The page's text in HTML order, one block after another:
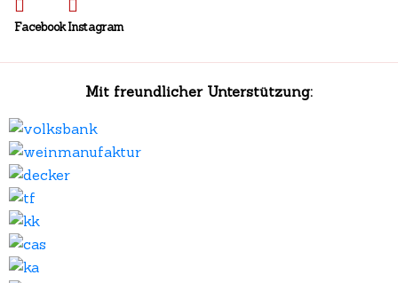
FacebookInstagram
Mit freundlicher Unterstützung: